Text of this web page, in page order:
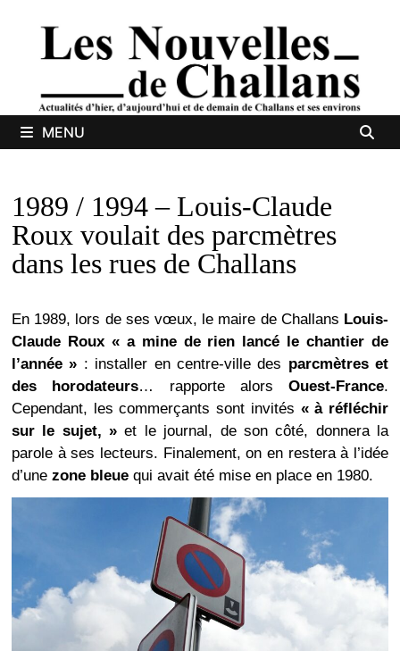
MENU
1989 / 1994 – Louis-Claude
Roux voulait des parcmètres
dans les rues de Challans
En 1989, lors de ses vœux, le maire de Challans Louis-
Claude Roux « a mine de rien lancé le chantier de
l’année » : installer en centre-ville des parcmètres et
des horodateurs… rapporte alorsOuest-France.
Cependant, les commerçants sont invités « à réfléchir
sur le sujet, » et le journal, de son côté, donnera la
parole à ses lecteurs. Finalement, on en restera à l’idée
d’une zone bleuequi avait été mise en place en 1980.